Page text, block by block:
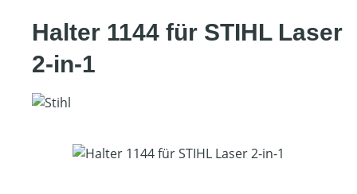
Halter 1144 für STIHL Laser
2-in-1
Bildergalerie überspringen